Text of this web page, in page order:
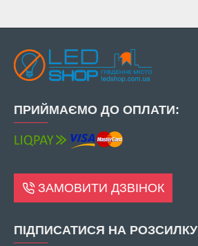
ПРИЙМАЄМО ДО ОПЛАТИ:
ЗАМОВИТИ ДЗВІНОК
ПІДПИСАТИСЯ НА РОЗСИЛКУ